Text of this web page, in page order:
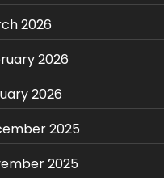
2026
2026
2026
2025
2025